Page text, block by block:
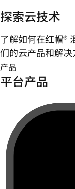
探索云技术
了解如何在红帽®
们的云产品和解决
产品
平台产品